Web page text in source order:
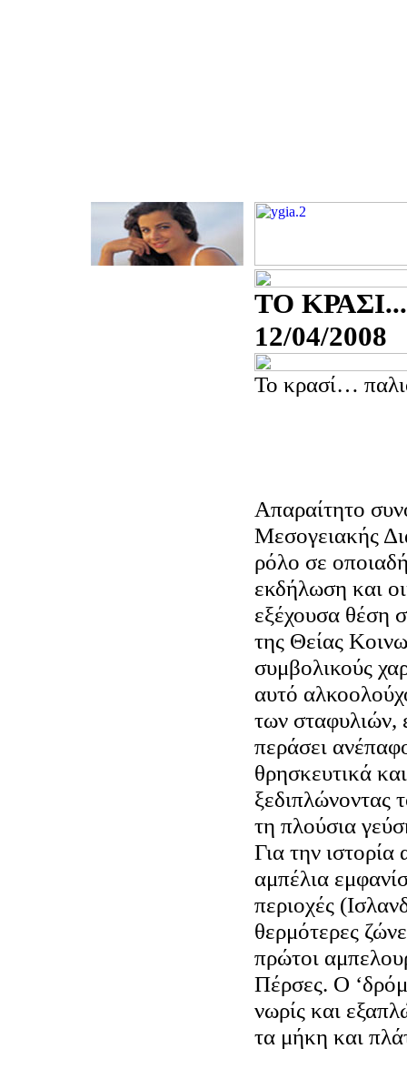
ΤΟ
12/04/2008
Το κρασί…
Απαραίτητο
Μεσογειακής
ρόλο σε
εκδήλωση και
εξέχουσα θέση
της Θείας
συμβολικούς
αυτό
των σταφυλιών,
περάσει
θρησκευτικά
ξεδιπλώνοντας
τη πλούσια
Για την
αμπέλια
περιοχές
θερμότερες
πρώτοι
Πέρσες. Ο
νωρίς και
τα μήκη και